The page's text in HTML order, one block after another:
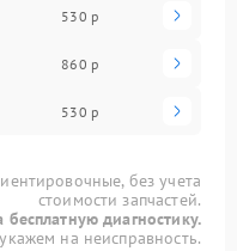
530 р
860 р
530 р
без учета
стоимости запчастей.
бесплатную диагностику.
на неисправность.